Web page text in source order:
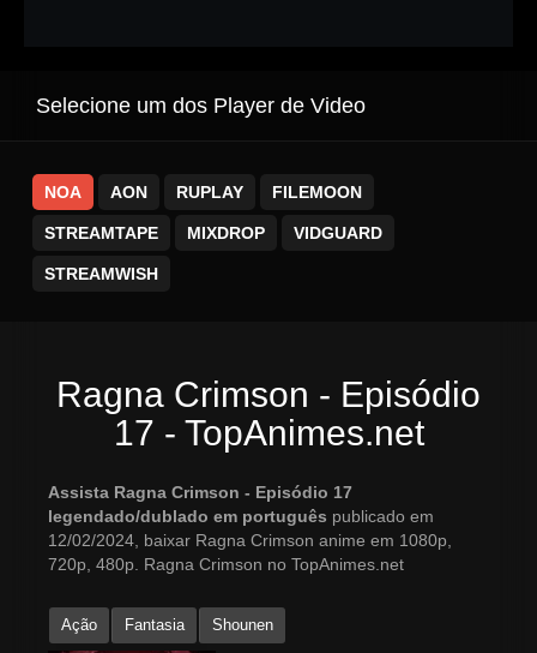
Selecione um dos Player de Video
NOA AON RUPLAY FILEMOON
STREAMTAPE MIXDROP VIDGUARD
STREAMWISH
Ragna Crimson - Episódio
17 - TopAnimes.net
Assista Ragna Crimson - Episódio 17
legendado/dublado em português publicado em
12/02/2024, baixar Ragna Crimson anime em 1080p,
720p, 480p. Ragna Crimson no TopAnimes.net
Ação Fantasia Shounen